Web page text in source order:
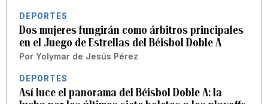
DEPORTES
Dos mujeres fungirán como árbitros principales
en el Juego de Estrellas del Béisbol Doble A
Por Yolymar de Jesús Pérez
DEPORTES
Así luce el panorama del Béisbol Doble A: la